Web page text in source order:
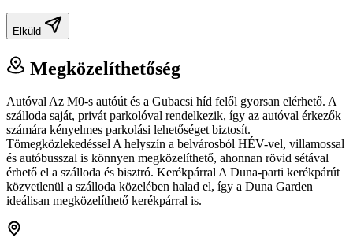
Elküld
Megközelíthetőség
Autóval Az M0-s autóút és a Gubacsi híd felől gyorsan elérhető. A
szálloda saját, privát parkolóval rendelkezik, így az autóval érkezők
számára kényelmes parkolási lehetőséget biztosít.
Tömegközlekedéssel A helyszín a belvárosból HÉV-vel, villamossal
és autóbusszal is könnyen megközelíthető, ahonnan rövid sétával
érhető el a szálloda és bisztró. Kerékpárral A Duna-parti kerékpárút
közvetlenül a szálloda közelében halad el, így a Duna Garden
ideálisan megközelíthető kerékpárral is.